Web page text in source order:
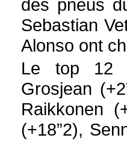
des pneus
Sebastian
Alonso ont
Le top 12
Grosjean
Raikkonen
(+18”2),